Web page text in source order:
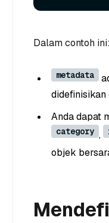
Dalam contoh ini:
metadata
didefinisikan
Anda dapat
category ,
objek